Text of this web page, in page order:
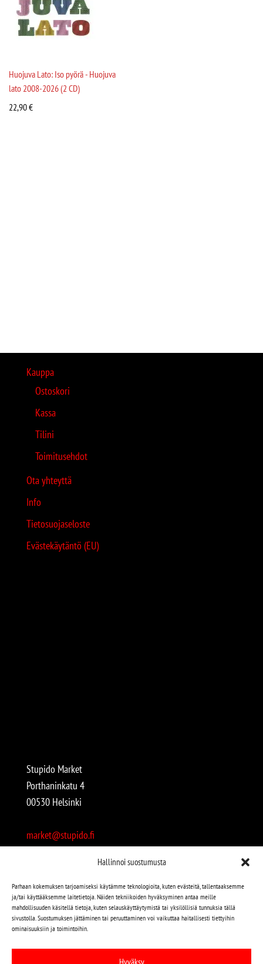
Hallinnoi suostumusta
Parhaan kokemuksen tarjoamiseksi käytämme teknologioita, kuten evästeitä, tallentaaksemme
ja/tai käyttääksemme laitetietoja. Näiden tekniikoiden hyväksyminen antaa meille
mahdollisuuden käsitellä tietoja, kuten selauskäyttäytymistä tai yksilöllisiä tunnuksia tällä
sivustolla. Suostumuksen jättäminen tai peruuttaminen voi vaikuttaa haitallisesti tiettyihin
ominaisuuksiin ja toimintoihin.
Hyväksy
Huojuva Lato: Iso pyörä - Huojuva
lato 2008-2026 (2 CD)
22,90€
Kauppa
Ostoskori
Kassa
Tilini
Toimitusehdot
Ota yhteyttä
Info
Tietosuojaseloste
Evästekäytäntö (EU)
Stupido Market
Porthaninkatu 4
00530 Helsinki
market@stupido.fi
Avoinna:
arkisin 12-18
lauantaisin 12-17
Stupido löytyy myös kivijalasta!